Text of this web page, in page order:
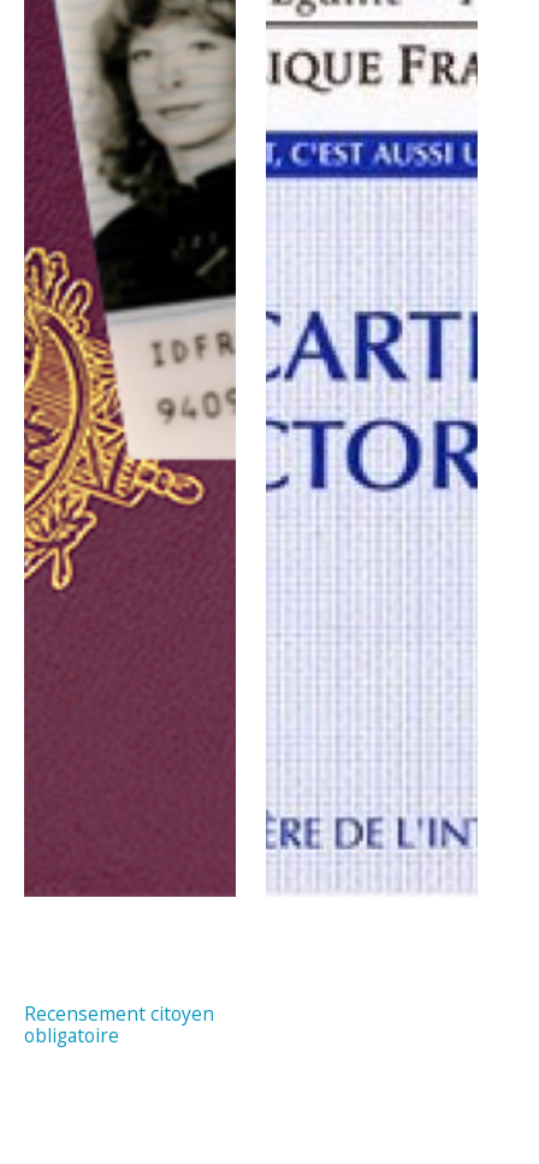
Recensement citoyen
obligatoire